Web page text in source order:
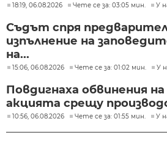
18:19, 06.08.2026 Чете се за: 03:05 мин. У
Съдът спря
изпълнение на
на...
15:06, 06.08.2026 Чете се за: 01:02 мин. У
Повдигнаха обвинения
акцията срещу
10:56, 06.08.2026 Чете се за: 01:55 мин. У